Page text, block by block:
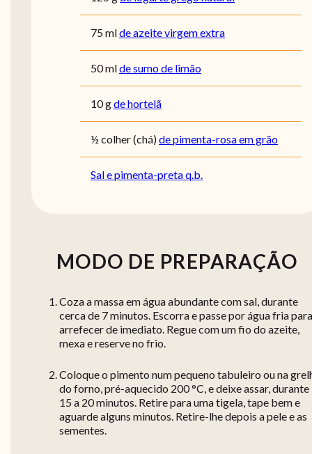
75mlde azeite virgem extra
50mlde sumo de limão
10gde hortelã
½ colher (chá)de pimenta-rosa em grão
Sal e pimenta-preta q.b.
MODO DE PREPARAÇÃO
Coza a massa em água abundante com sal, durante
cerca de 7 minutos. Escorra e passe por água fria para
arrefecer de imediato. Regue com um fio do azeite,
mexa e reserve no frio.
Coloque o pimento num pequeno tabuleiro ou na
do forno, pré-aquecido 200 °C, e deixe assar, durante
15 a 20 minutos. Retire para uma tigela, tape bem e
aguarde alguns minutos. Retire-lhe depois a pele e as
sementes.